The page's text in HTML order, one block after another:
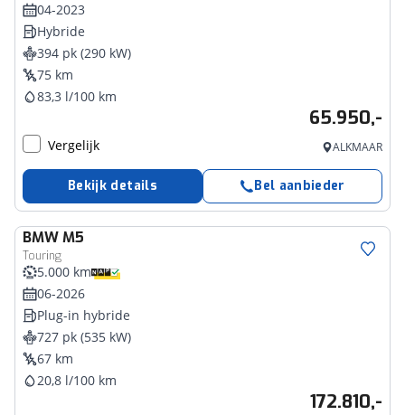
04-2023
Hybride
394 pk (290 kW)
75 km
83,3 l/100 km
65.950,-
Vergelijk ALKMAAR
Bekijk details Bel aanbieder
BMWM5
Touring
5.000 km
06-2026
Plug-in hybride
727 pk (535 kW)
67 km
20,8 l/100 km
172.810,-